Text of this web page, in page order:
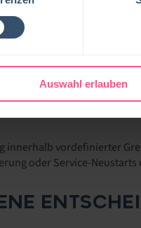
Auswahl erlauben
KONTEXT
als agentisch
innerhalb vordefinierter
oder Service-